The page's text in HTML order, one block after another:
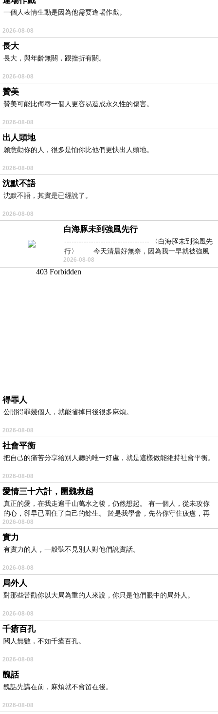
一個人表情生動是因為他需要逢場作戲。
2026-08-08
長大
長大，與年齡無關，跟挫折有關。
2026-08-08
贊美
贊美可能比侮辱一個人更容易造成永久性的傷害。
2026-08-08
出人頭地
願意勸你的人，很多是怕你比他們更快出人頭地。
2026-08-08
沈默不語
沈默不語，其實是已經說了。
2026-08-08
白海豚未到強風先行
----------------------------------- 〈白海豚未到強風先
行〉 今天清晨好無奈，因為我一早就被強風
2026-08-08
得罪人
公開得罪幾個人，就能省掉日後很多麻煩。
2026-08-08
社會平衡
把自己的痛苦分享給別人聽的唯一好處，就是這樣做能維持社會平衡。
2026-08-08
愛情三十六計，圍魏救趙
真正的愛，在我走遍千山萬水之後，仍然想起。 有一個人，從未攻你
的心，卻早已圍住了自己的餘生。 於是我學會，先替你守住疲憊，再
2026-08-08
實力
有實力的人，一般聽不見別人對他們說實話。
2026-08-08
局外人
對那些苦勸你以大局為重的人來說，你只是他們眼中的局外人。
2026-08-08
千瘡百孔
閱人無數，不如千瘡百孔。
2026-08-08
醜話
醜話先講在前，麻煩就不會留在後。
2026-08-08